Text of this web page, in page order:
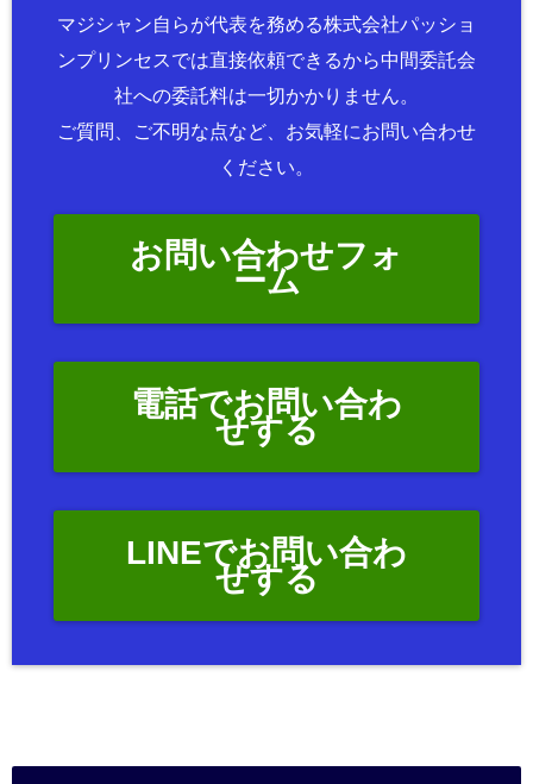
マジシャン自らが代表を務める株式会社パッショ
ンプリンセスでは直接依頼できるから中間委託会
社への委託料は一切かかりません。
ご質問、ご不明な点など、お気軽にお問い合わせ
ください。
お問い合わせフォ
ーム
電話でお問い合わ
せする
LINEでお問い合わ
せする